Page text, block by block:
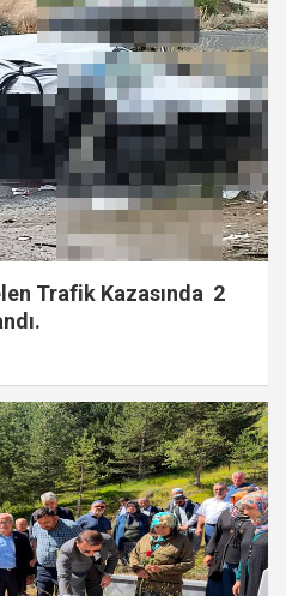
Trafik Kazasında 2